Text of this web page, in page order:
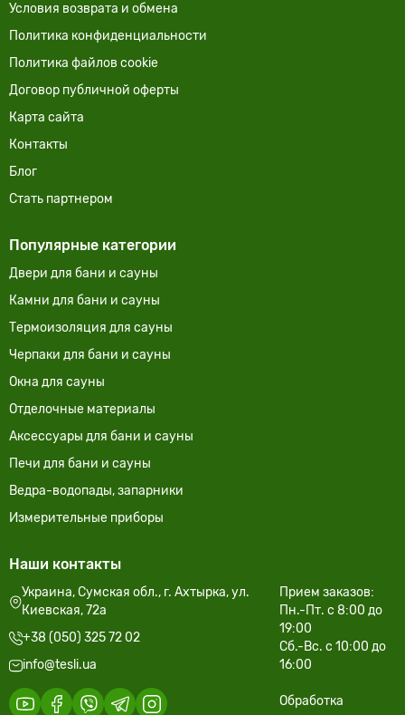
Условия возврата и обмена
Политика конфиденциальности
Политика файлов cookie
Договор публичной оферты
Карта сайта
Контакты
Блог
Cтать партнером
Популярные категории
Двери для бани и сауны
Камни для бани и сауны
Термоизоляция для сауны
Черпаки для бани и сауны
Окна для сауны
Отделочные материалы
Аксессуары для бани и сауны
Печи для бани и сауны
Ведра-водопады, запарники
Измерительные приборы
Наши контакты
Украина, Сумская обл., г. Ахтырка, ул.
Киевская, 72а
+38 (050) 325 72 02
info@tesli.ua
Прием заказов:
Пн.-Пт. с 8:00 до
19:00
Сб.-Вс. с 10:00 до
16:00
Обработка